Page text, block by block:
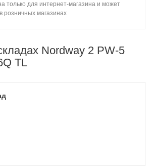
только для интернет-магазина и может
розничных магазинах
Nordway 2 PW-5
TL